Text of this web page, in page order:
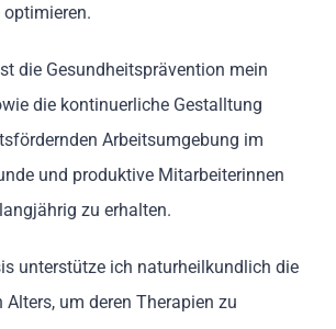
die Gesundheitsprävention mein
die kontinuerliche Gestalltung
Arbeitsumgebung im
und produktive Mitarbeiterinnen
zu erhalten.
unterstütze ich naturheilkundlich die
Alters, um deren Therapien zu